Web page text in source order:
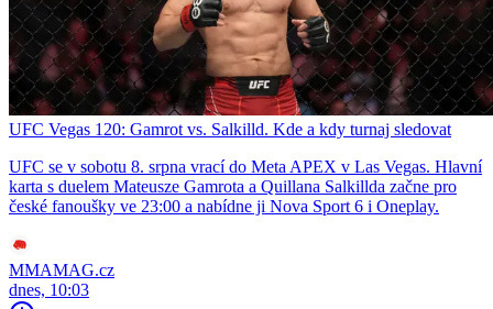
UFC Vegas 120: Gamrot vs. Salkilld. Kde a kdy turnaj sledovat
UFC se v sobotu 8. srpna vrací do Meta APEX v Las Vegas. Hlavní
karta s duelem Mateusze Gamrota a Quillana Salkillda začne pro
české fanoušky ve 23:00 a nabídne ji Nova Sport 6 i Oneplay.
MMAMAG.cz
dnes, 10:03